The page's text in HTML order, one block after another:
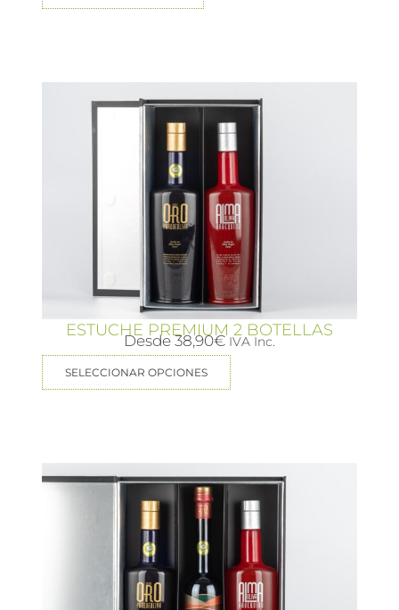
ESTUCHE PREMIUM 2 BOTELLAS
Desde38,90€ IVA Inc.
SELECCIONAR OPCIONES